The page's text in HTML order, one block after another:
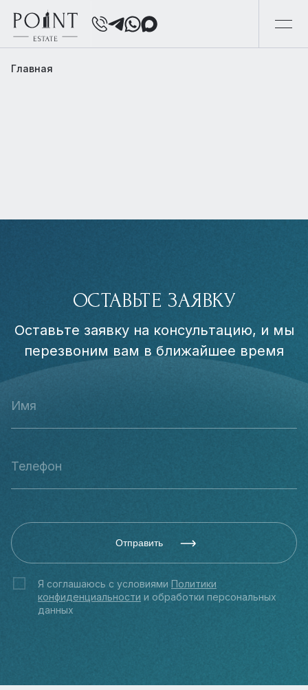
Главная
ОСТАВЬТЕ ЗАЯВКУ
Оставьте заявку на консультацию, и мы
перезвоним вам в ближайшее время
Отправить
Я соглашаюсь с условиями Политики
конфиденциальности и обработки персональных
данных